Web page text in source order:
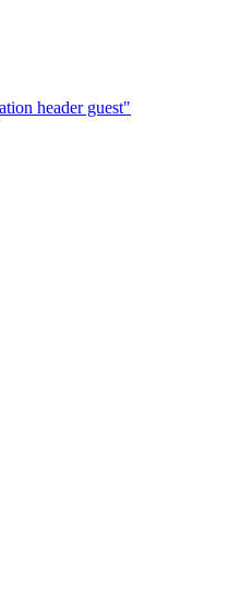
header guest"